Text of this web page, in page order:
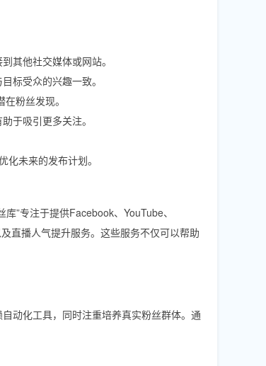
其他社交媒体或网站。
标受众的兴趣一致。
粉丝发现。
于吸引更多关注。
未来的发布计划。
”专注于提供Facebook、YouTube、
直播人气提升服务。这些服务不仅可以帮助
动化工具，同时注重培养真实粉丝群体。通